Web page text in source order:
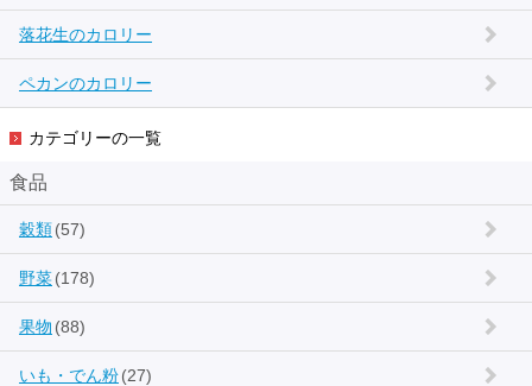
落花生のカロリー
ペカンのカロリー
カテゴリーの一覧
食品
穀類(57)
野菜(178)
果物 (88)
いも・でん粉(27)